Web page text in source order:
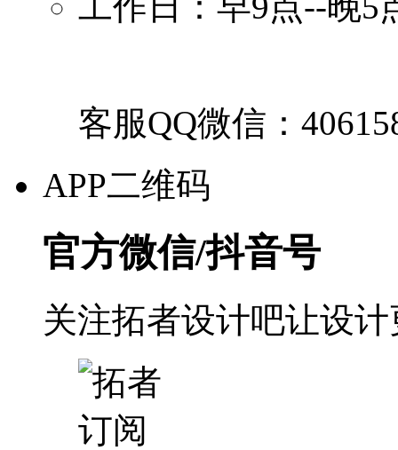
客服QQ微信：
APP二维码
官方微信/抖音号
关注拓者设计吧让设